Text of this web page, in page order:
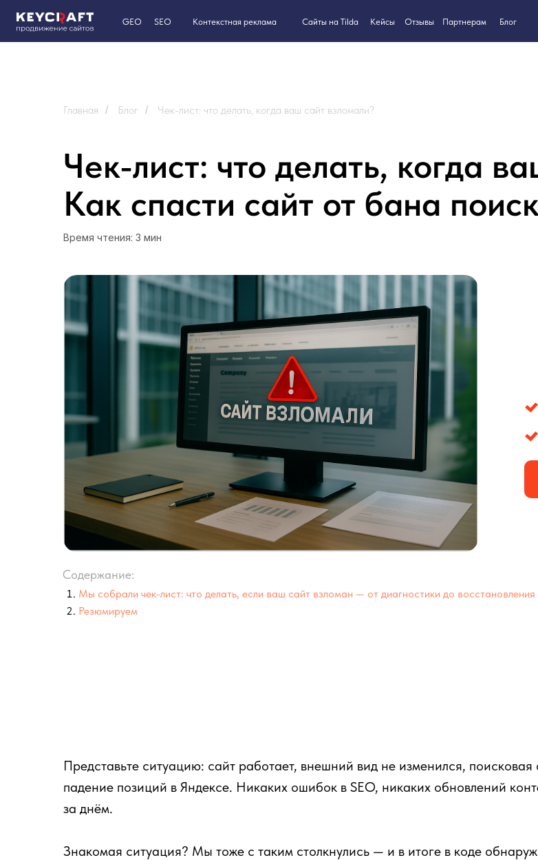
Контекстная реклама Отзывы
Сайты на Tilda
SEO
GEO О нас
Кейсы Партнерам Блог
Главная / Блог / Чек-лист: что делать, когда ваш сайт взломали?
Чек-лист: что делать, когда
Как спасти сайт от бана
Мы собрали чек-лист: что делать, если ваш сайт взломан — от диагностики до восстановления
Резюмируем
Содержание:
Время чтения: 3 мин
Представьте ситуацию: сайт работает, внешний вид не изменился,
падение позиций в Яндексе. Никаких ошибок в SEO, никаких обновлений
за днём.
Знакомая ситуация? Мы тоже с таким столкнулись — и в итоге в коде